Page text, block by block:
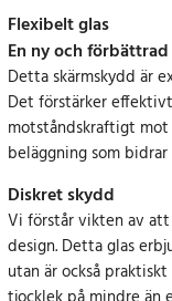
Flexibelt glas
En ny och
Detta skärmskydd är
Det förstärker
motståndskraftigt
beläggning som
Diskret skydd
Vi förstår vikten av
design. Detta glas
utan är också